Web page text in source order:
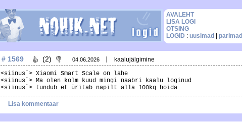
AVALEHT
LISA LOGI
OTSING
LOGID : uusimad parimad
# 1569 (2) 04.06.2026
kaalujälgimine
<siinus`> Xiaomi Smart Scale on lahe
<siinus`> Ma olen kolm kuud mingi naabri kaalu loginud
<siinus`> tundub et üritab napilt alla 100kg hoida
Lisa kommentaar